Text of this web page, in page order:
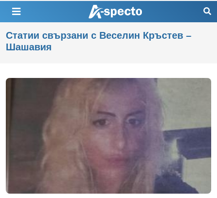
Статии свързани с Веселин Кръстев –
Шашавия